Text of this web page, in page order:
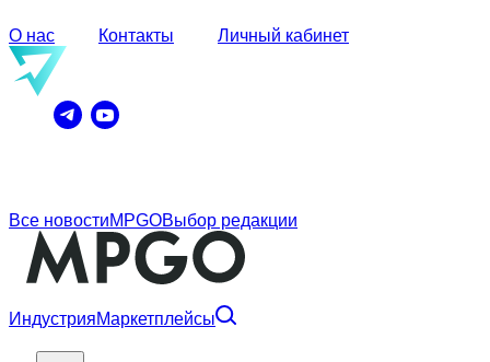
О нас Контакты Личный кабинет
Все новостиMPGOВыбор редакции
ИндустрияМаркетплейсы